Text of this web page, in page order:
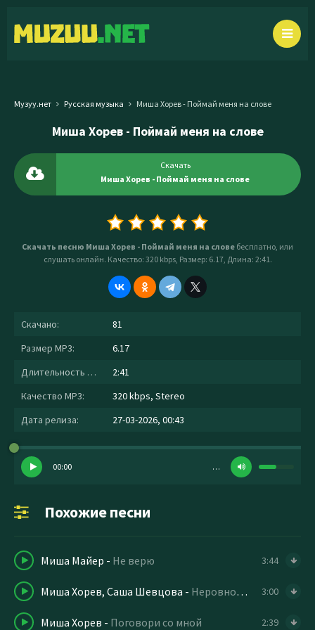
Музуу.нет Русская музыка Миша Хорев - Поймай меня на слове
Миша Хорев - Поймай меня на слове
Скачать
Миша Хорев - Поймай меня на слове
Скачать песню Миша Хорев - Поймай меня на слове бесплатно, или
слушать онлайн. Качество: 320 kbps, Размер: 6.17, Длина: 2:41.
Скачано:
81
Размер MP3:
6.17
Длительность MP3:
2:41
Качество MP3:
320 kbps, Stereo
Дата релиза:
27-03-2026, 00:43
00:00 …
Похожие песни
Миша Майер - Не верю 3:44
Миша Хорев, Саша Шевцова - Неровно дышим 3:00
Миша Хорев - Поговори со мной 2:39